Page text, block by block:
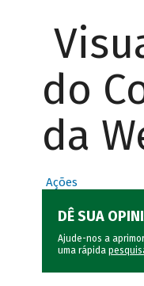
do
da
Ações
DÊ SUA
Ajude-nos a
uma rápida